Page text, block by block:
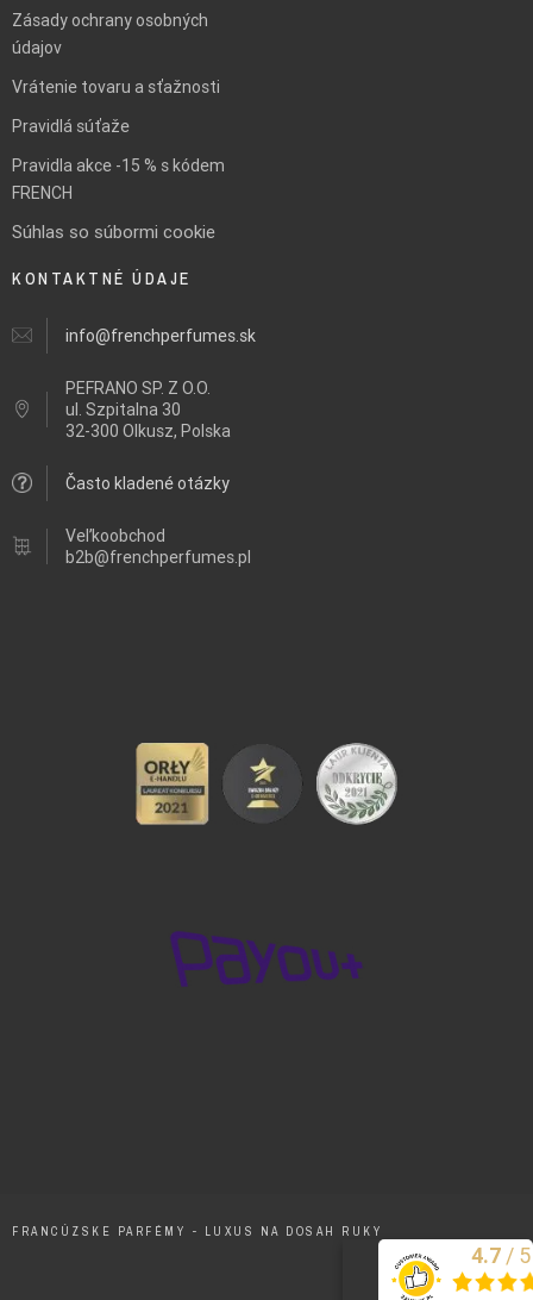
Zásady ochrany osobných
údajov
Vrátenie tovaru a sťažnosti
Pravidlá súťaže
Pravidla akce -15 % s kódem
FRENCH
Súhlas so súbormi cookie
KONTAKTNÉ ÚDAJE
info@frenchperfumes.sk
PEFRANO SP. Z O.O.
ul. Szpitalna 30
32-300 Olkusz, Polska
Často kladené otázky
Veľkoobchod
b2b@frenchperfumes.pl
FRANCÚZSKE PARFÉMY - LUXUS NA DOSAH RUKY
Excelentne
4.7 / 5